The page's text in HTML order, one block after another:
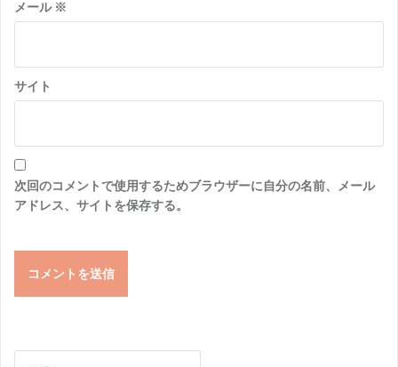
メール ※
サイト
次回のコメントで使用するためブラウザーに自分の名前、メール
アドレス、サイトを保存する。